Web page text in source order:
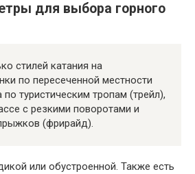
для выбора горного
стилей катания на
по пересеченной местности
туристическим тропам (трейл),
с резкими поворотами и
(фрирайд).
или обустроенной. Также есть